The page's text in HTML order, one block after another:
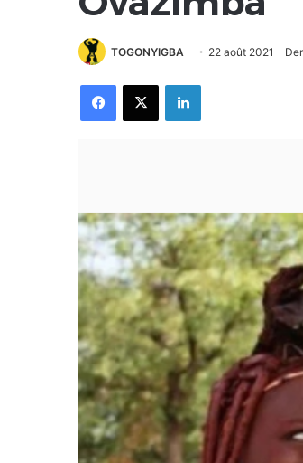
TOGONYIGBA 22 août 2021
FacebookX Linkedin